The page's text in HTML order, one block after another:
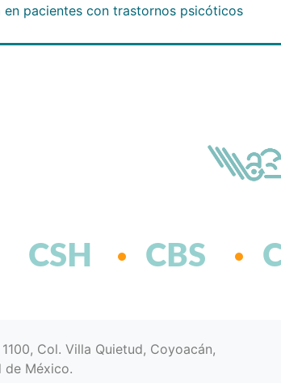
en pacientes con trastornos psicóticos
CSH CBS
Col. Villa Quietud, Coyoacán,
de México.